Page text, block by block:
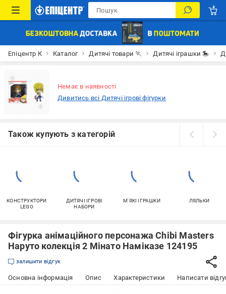
Епіцентр К Каталог Дитячі товари 🏃 Дитячі іграшки 🎠
Немає в наявності
Дивитись всі Дитячі ігрові фігурки
Також купують з категорій
КОНСТРУКТОРИ
LEGO
ДИТЯЧІ ІГРОВІ
НАБОРИ
М'ЯКІ ІГРАШКИ ЛЯЛЬКИ
Фігурка анімаційного персонажа Chibi Masters
Наруто колекція 2 Мінато Наміказе 124195
залишити відгук
Основна інформація Опис Характеристики Написати